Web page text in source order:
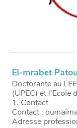
El-mrabet
Doctorante au
(UPEC) et l’Ecole
1. Contact
Contact :
Adresse